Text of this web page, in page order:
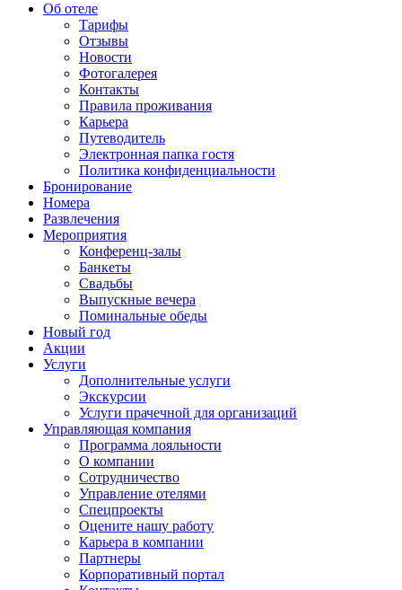
Об отеле
Тарифы
Отзывы
Новости
Фотогалерея
Контакты
Правила проживания
Карьера
Путеводитель
Электронная папка гостя
Политика конфиденциальности
Бронирование
Номера
Развлечения
Мероприятия
Конференц-залы
Банкеты
Свадьбы
Выпускные вечера
Поминальные обеды
Новый год
Акции
Услуги
Дополнительные услуги
Экскурсии
Услуги прачечной для организаций
Управляющая компания
Программа лояльности
О компании
Сотрудничество
Управление отелями
Спецпроекты
Оцените нашу работу
Карьера в компании
Партнеры
Корпоративный портал